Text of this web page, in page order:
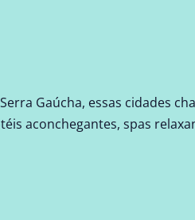
Gaúcha, essas cidades
aconchegantes, spas